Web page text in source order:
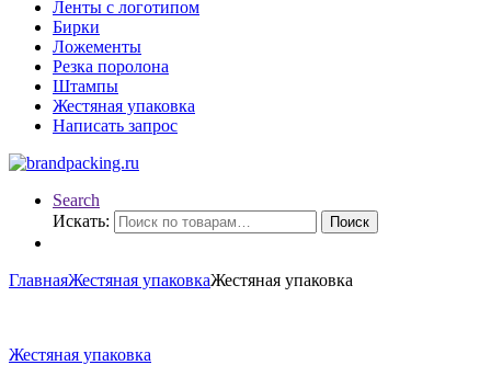
Ленты с логотипом
Бирки
Ложементы
Резка поролона
Штампы
Жестяная упаковка
Написать запрос
Search
Искать:
Поиск
ГлавнаяЖестяная упаковкаЖестяная упаковка
Жестяная упаковка